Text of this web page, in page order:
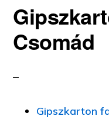
Csomád
Gipszkarton